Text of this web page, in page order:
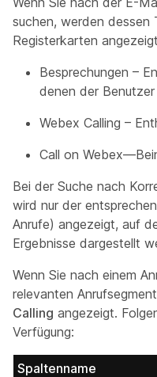
suchen, werden dessen
Registerkarten
Besprechungen –
denen der
Webex Calling –
Call on
Bei der Suche nach
wird nur der
Anrufe) angezeigt, auf
Ergebnisse dargestellt
Wenn Sie nach einem
relevanten
Calling angezeigt.
Verfügung:
Spaltenname